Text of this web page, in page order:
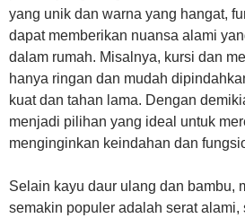
yang unik dan warna yang hangat,
dapat memberikan nuansa alami
dalam rumah. Misalnya, kursi dan
hanya ringan dan mudah
kuat dan tahan lama. Dengan
menjadi pilihan yang ideal untuk
menginginkan keindahan dan
Selain kayu daur ulang dan bambu,
semakin populer adalah serat alami,